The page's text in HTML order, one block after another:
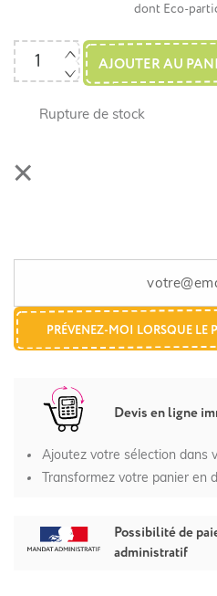
dont Eco-
AJOUTER AU
Rupture de stock
PRÉVENEZ-MOI LORSQUE LE
Devis en ligne
Ajoutez votre sélection dans
Transformez votre panier en
Possibilité de
administratif